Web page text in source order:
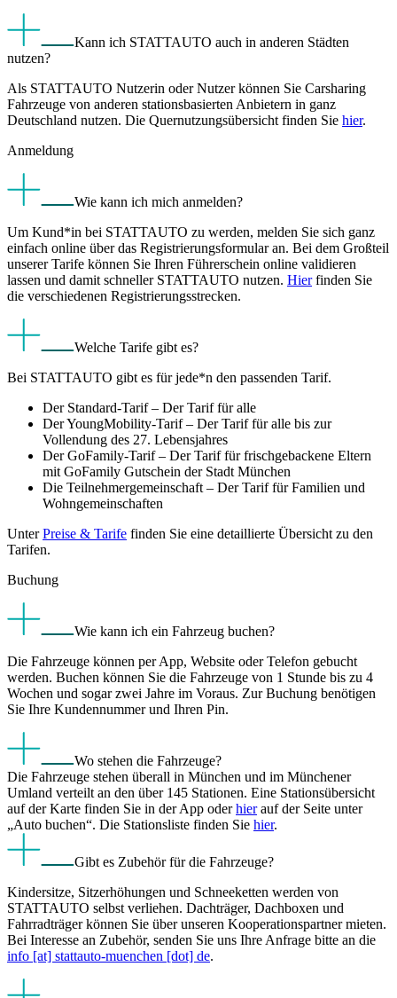
Kann ich STATTAUTO auch in anderen Städten
nutzen?
Als STATTAUTO Nutzerin oder Nutzer können Sie Carsharing
Fahrzeuge von anderen stationsbasierten Anbietern in ganz
Deutschland nutzen. Die Quernutzungsübersicht finden Sie hier.
Anmeldung
Wie kann ich mich anmelden?
Um Kund*in bei STATTAUTO zu werden, melden Sie sich ganz
einfach online über das Registrierungsformular an. Bei dem Großteil
unserer Tarife können Sie Ihren Führerschein online validieren
lassen und damit schneller STATTAUTO nutzen. Hierfinden Sie
die verschiedenen Registrierungsstrecken.
Welche Tarife gibt es?
Bei STATTAUTO gibt es für jede*n den passenden Tarif.
Der Standard-Tarif – Der Tarif für alle
Der YoungMobility-Tarif – Der Tarif für alle bis zur
Vollendung des 27. Lebensjahres
Der GoFamily-Tarif – Der Tarif für frischgebackene Eltern
mit GoFamily Gutschein der Stadt München
Die Teilnehmergemeinschaft – Der Tarif für Familien und
Wohngemeinschaften
UnterPreise & Tarife finden Sie eine detaillierte Übersicht zu den
Tarifen.
Buchung
Wie kann ich ein Fahrzeug buchen?
Die Fahrzeuge können per App, Website oder Telefon gebucht
werden. Buchen können Sie die Fahrzeuge von 1 Stunde bis zu 4
Wochen und sogar zwei Jahre im Voraus. Zur Buchung benötigen
Sie Ihre Kundennummer und Ihren Pin.
Wo stehen die Fahrzeuge?
Die Fahrzeuge stehen überall in München und im Münchener
Umland verteilt an den über 145 Stationen. Eine Stationsübersicht
auf der Karte finden Sie in der App oderhierauf der Seite unter
„Auto buchen“. Die Stationsliste finden Sie hier.
Gibt es Zubehör für die Fahrzeuge?
Kindersitze, Sitzerhöhungen und Schneeketten werden von
STATTAUTO selbst verliehen. Dachträger, Dachboxen und
Fahrradträger können Sie über unseren Kooperationspartner mieten.
Bei Interesse an Zubehör, senden Sie uns Ihre Anfrage bitte an die
info [at] stattauto-muenchen [dot] de.